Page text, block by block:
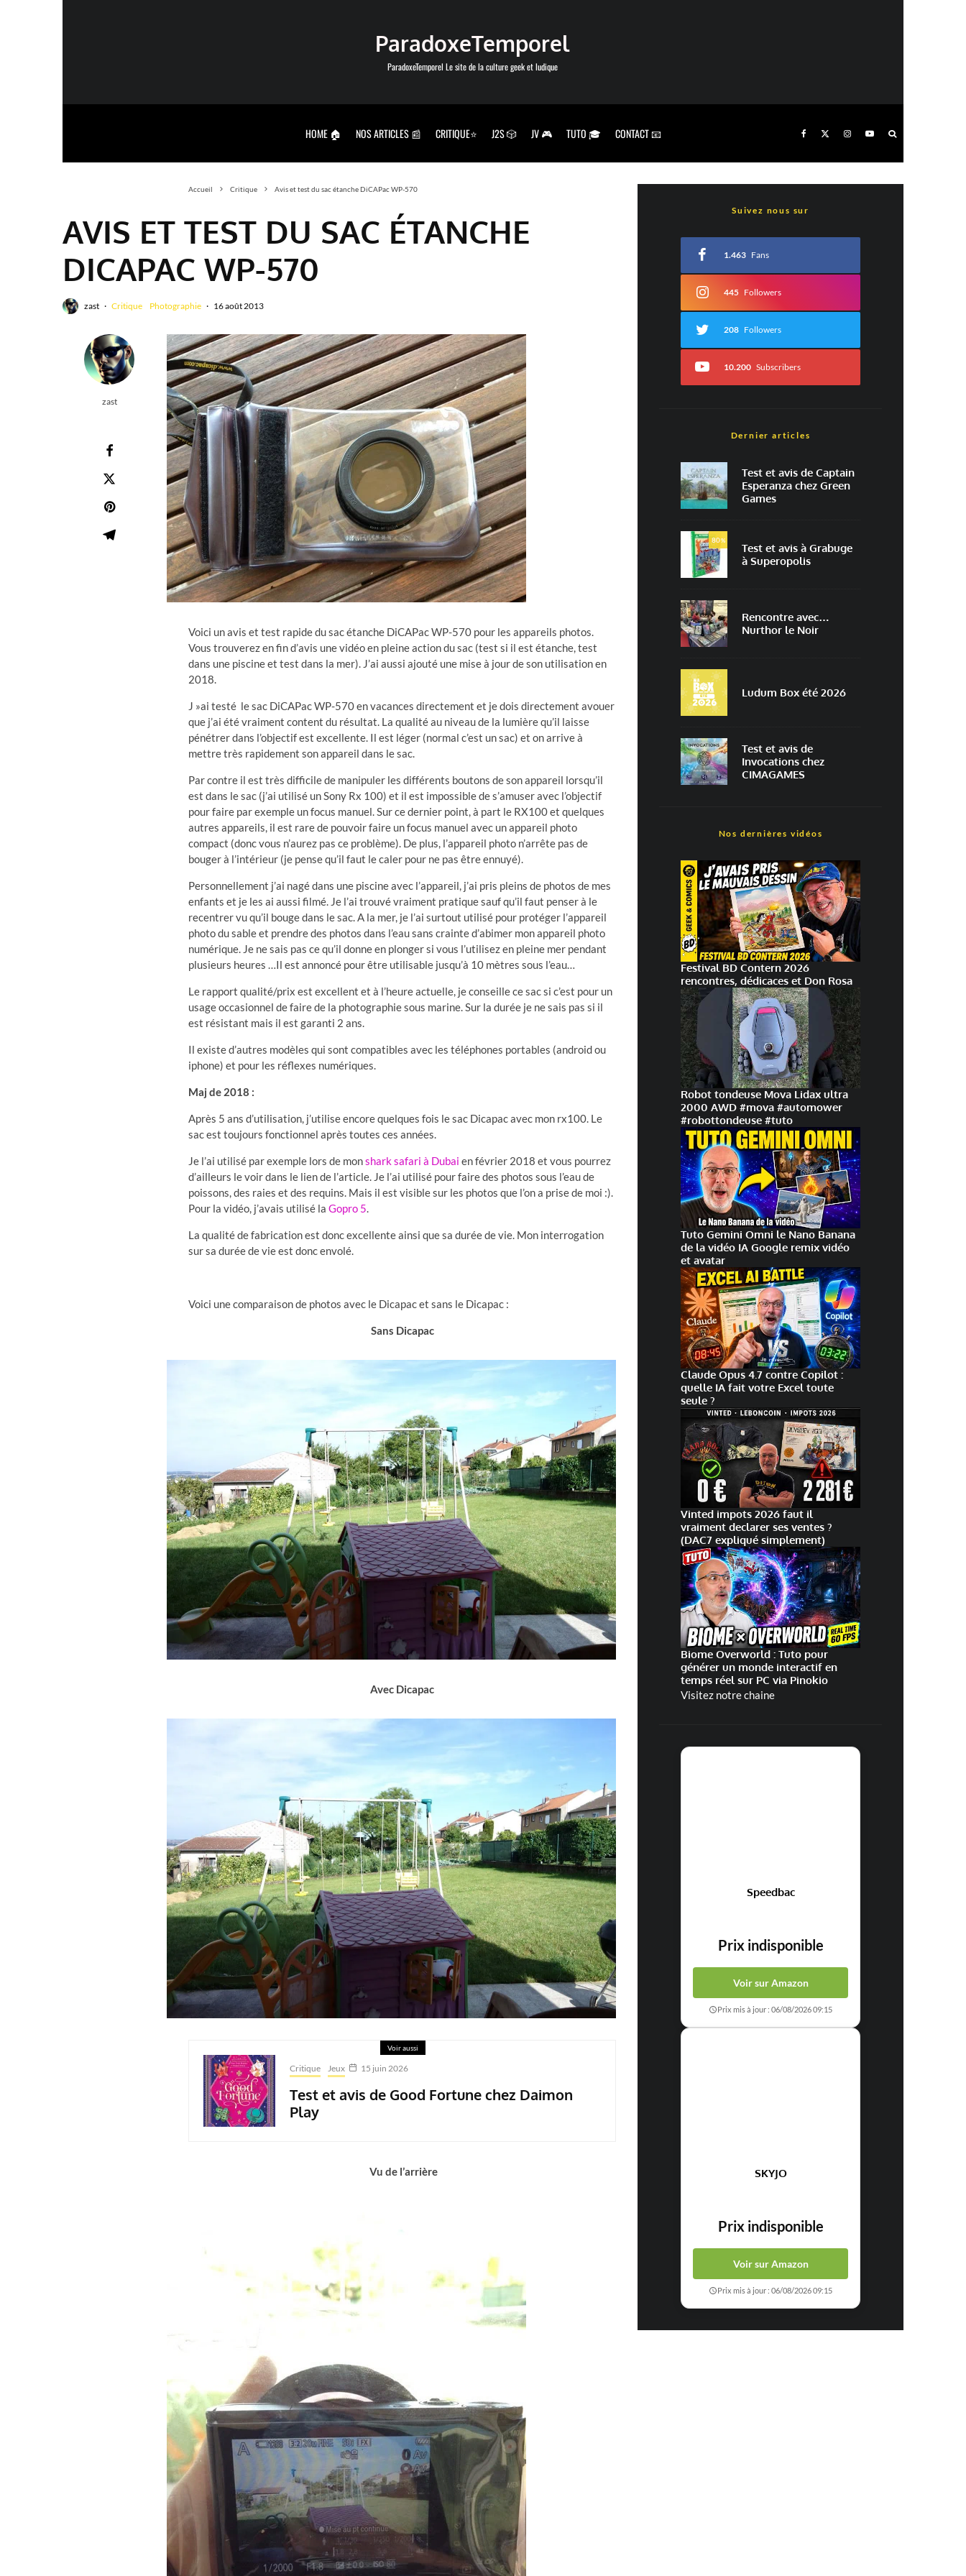
ParadoxeTemporel
ParadoxeTemporel Le site de la culture geek et ludique
HOME 🏠 NOS ARTICLES 📰 CRITIQUE⭐ J2S 🎲 JV 🎮 TUTO 🎓 CONTACT 📧
Accueil Critique Avis et test du sac étanche DiCAPac WP-570
AVIS ET TEST DU SAC ÉTANCHE
DICAPAC WP-570
zast · Critique Photographie · 16 août 2013
zast
Voici un avis et test rapide du sac étanche DiCAPac WP-570 pour les appareils photos.
Vous trouverez en fin d’avis une vidéo en pleine action du sac (test si il est étanche, test
dans une piscine et test dans la mer). J’ai aussi ajouté une mise à jour de son utilisation en
2018.
J »ai testé le sac DiCAPac WP-570 en vacances directement et je dois directement avouer
que j’ai été vraiment content du résultat. La qualité au niveau de la lumière qu’il laisse
pénétrer dans l’objectif est excellente. Il est léger (normal c’est un sac) et on arrive à
mettre très rapidement son appareil dans le sac.
Par contre il est très difficile de manipuler les différents boutons de son appareil lorsqu’il
est dans le sac (j’ai utilisé un Sony Rx 100) et il est impossible de s’amuser avec l’objectif
pour faire par exemple un focus manuel. Sur ce dernier point, à part le RX100 et quelques
autres appareils, il est rare de pouvoir faire un focus manuel avec un appareil photo
compact (donc vous n’aurez pas ce problème). De plus, l’appareil photo n’arrête pas de
bouger à l’intérieur (je pense qu’il faut le caler pour ne pas être ennuyé).
Personnellement j’ai nagé dans une piscine avec l’appareil, j’ai pris pleins de photos de mes
enfants et je les ai aussi filmé. Je l’ai trouvé vraiment pratique sauf qu’il faut penser à le
recentrer vu qu’il bouge dans le sac. A la mer, je l’ai surtout utilisé pour protéger l’appareil
photo du sable et prendre des photos dans l’eau sans crainte d’abimer mon appareil photo
numérique. Je ne sais pas ce qu’il donne en plonger si vous l’utilisez en pleine mer pendant
plusieurs heures …Il est annoncé pour être utilisable jusqu’à 10 mètres sous l’eau…
Le rapport qualité/prix est excellent et à l’heure actuelle, je conseille ce sac si c’est pour un
usage occasionnel de faire de la photographie sous marine. Sur la durée je ne sais pas si il
est résistant mais il est garanti 2 ans.
Il existe d’autres modèles qui sont compatibles avec les téléphones portables (android ou
iphone) et pour les réflexes numériques.
Maj de 2018 :
Après 5 ans d’utilisation, j’utilise encore quelques fois le sac Dicapac avec mon rx100. Le
sac est toujours fonctionnel après toutes ces années.
Je l’ai utilisé par exemple lors de monshark safari à Dubai en février 2018 et vous pourrez
d’ailleurs le voir dans le lien de l’article. Je l’ai utilisé pour faire des photos sous l’eau de
poissons, des raies et des requins. Mais il est visible sur les photos que l’on a prise de moi :).
Pour la vidéo, j’avais utilisé la Gopro 5.
La qualité de fabrication est donc excellente ainsi que sa durée de vie. Mon interrogation
sur sa durée de vie est donc envolé.
Voici une comparaison de photos avec le Dicapac et sans le Dicapac :
Sans Dicapac
Avec Dicapac
Voir aussi
Critique Jeux 15 juin 2026
Test et avis de Good Fortune chez Daimon
Play
Vu de l’arrière
Suivez nous sur
1.463 Fans
445 Followers
208 Followers
10.200 Subscribers
Dernier articles
Test et avis de Captain
Esperanza chez Green
Games
80%
Test et avis à Grabuge
à Superopolis
Rencontre avec…
Nurthor le Noir
Ludum Box été 2026
Test et avis de
Invocations chez
CIMAGAMES
Nos dernières vidéos
Festival BD Contern 2026
rencontres, dédicaces et Don Rosa
Robot tondeuse Mova Lidax ultra
2000 AWD #mova #automower
#robottondeuse #tuto
Tuto Gemini Omni le Nano Banana
de la vidéo IA Google remix vidéo
et avatar
Claude Opus 4.7 contre Copilot :
quelle IA fait votre Excel toute
seule ?
Vinted impots 2026 faut il
vraiment declarer ses ventes ?
(DAC7 expliqué simplement)
Biome Overworld : Tuto pour
générer un monde interactif en
temps réel sur PC via Pinokio
Visitez notre chaine
Speedbac
Prix indisponible
Voir sur Amazon
Prix mis à jour : 06/08/2026 09:15
SKYJO
Prix indisponible
Voir sur Amazon
Prix mis à jour : 06/08/2026 09:15